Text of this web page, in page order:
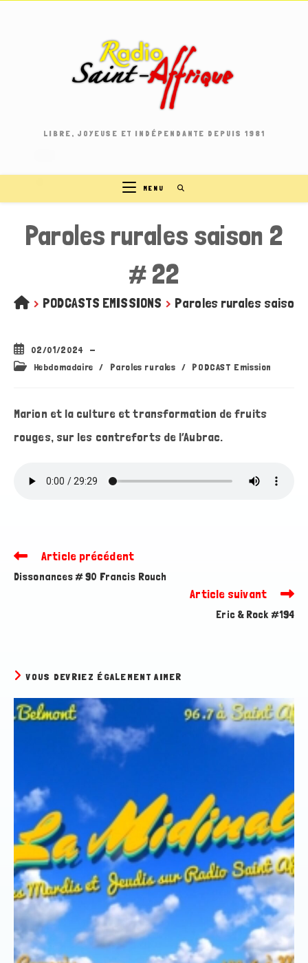
LIBRE, JOYEUSE ET INDÉPENDANTE DEPUIS 1981
MENU
Paroles rurales saison 2
# 22
> PODCASTS EMISSIONS > Paroles rurales saison
Publication
publiée :
02/01/2024
Post Hebdomadaire / Paroles rurales / PODCAST Emission
Marion et la culture et transformation de fruits
rouges, sur les contreforts de l’Aubrac.
Read
articles
Article précédent
Dissonances # 90 Francis Rouch
Article suivant
Eric & Rock #194
VOUS DEVRIEZ ÉGALEMENT AIMER